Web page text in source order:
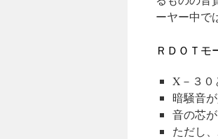
ーヤー中で
ＲＤＯＴモ
X－３０
暗騒音
音の芯
ただし